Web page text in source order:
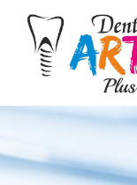
content